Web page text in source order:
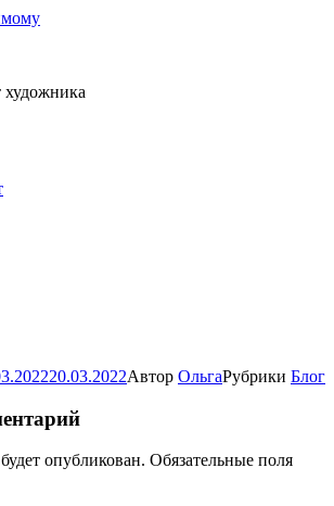
художника
20.03.2022Автор ОльгаРубрики Блог
опубликован. Обязательные поля